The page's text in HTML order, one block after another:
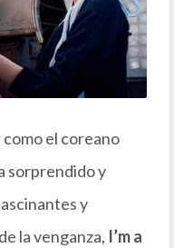
el coreano
sorprendido y
y
la venganza, I’m a